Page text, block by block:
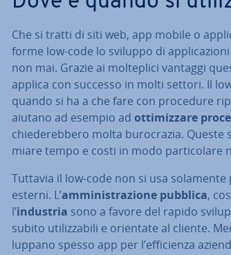
Che si tratti di siti web, app mobile o
for­me low-code lo sviluppo di
non mai. Grazie ai mol­te­pli­ci vantaggi
applica con successo in molti settori. Il
quando si ha a che fare con procedure
aiutano ad esempio ad ot­ti­miz­za­re
chie­de­reb­be­ro molta bu­ro­cra­zia.
mia­re tempo e costi in modo par­ti­co­la­re
Tuttavia il low-code non si usa
esterni. L’am­mi­ni­stra­zio­ne pubblica,
l’industria sono a favore del rapido
subito uti­liz­za­bi­li e orientate al cliente.
lup­pa­no spesso app per l’ef­fi­cien­za